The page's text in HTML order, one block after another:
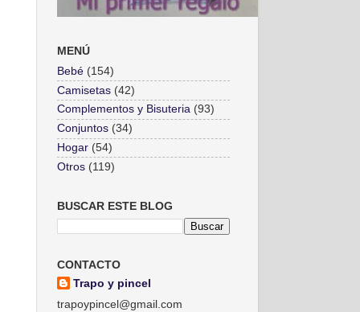
MENÚ
Bebé (154)
Camisetas (42)
Complementos y Bisuteria (93)
Conjuntos (34)
Hogar (54)
Otros (119)
BUSCAR ESTE BLOG
CONTACTO
Trapo y pincel
trapoypincel@gmail.com